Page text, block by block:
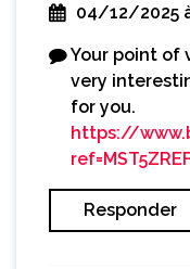
04/12/2025
Your point of
very
for you.
https://
Responder